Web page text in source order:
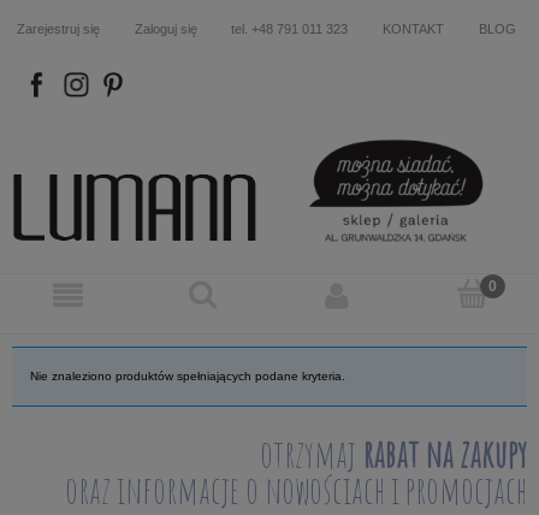
Zarejestruj się Zaloguj się tel. +48 791 011 323 KONTAKT BLOG
FB IN P
Nie znaleziono produktów spełniających podane kryteria.
otrzymaj rabat na zakupy
oraz informacje o nowościach i promocjach